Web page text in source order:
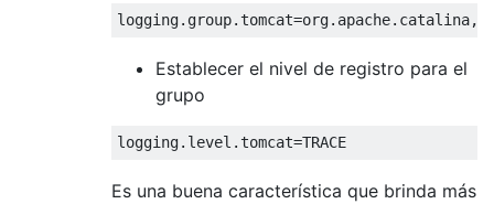
</
            </rollingPolicy>
            <encoder>
                </pattern>
Establecer el nivel de registro para el
grupo
Es una buena característica que brinda más